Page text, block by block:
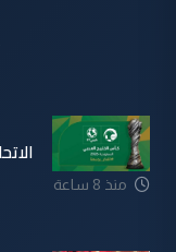
منذ 8 ساعة